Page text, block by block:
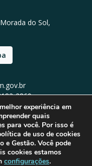
do Sol,
2869
experiência em
quais
para você. Por isso é
de uso de cookies
e Gestão. Você pode
cookies estamos
configurações.